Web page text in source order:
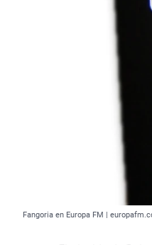
Fangoria en Europa FM |